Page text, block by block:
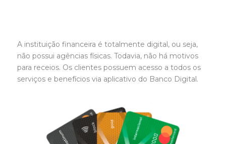
A instituição financeira é totalmente digital, ou seja,
não possui agências físicas. Todavia, não há motivos
para receios. Os clientes possuem acesso a todos os
serviços e benefícios via aplicativo do Banco Digital.